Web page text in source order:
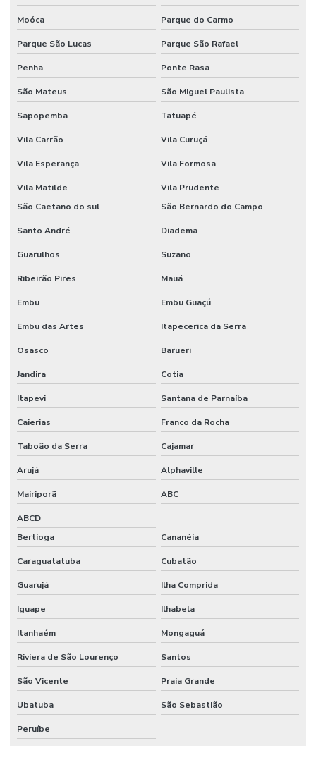
Instalação de porcelanato
Instalação de revestimento polimérico
Instalador de porcelanato
Junta serrada
Juntas serradas concreto
Obras e reformas em geral
Orçamento para construção de barracão
Orçamento construção civil
Orçamento para construção de galpão
Orçamento para construção de galpão industrial
Orçamento para construção de galpão metálico
Orçamento de piso industrial
Pintura epóxi para galpão
Pintura epóxi industrial
Pintura epóxi para piso de fábrica
Pintura epóxi para piso industrial
Pintura de pisos industriais
Pintura predial preço m2
Piso de concreto para galpão
Polimento de piso de concreto
Polímeros para obras civis
Preço de construção de galpão industrial
Moóca Parque do Carmo
Parque São Lucas Parque São Rafael
Penha Ponte Rasa
São Mateus São Miguel Paulista
Sapopemba Tatuapé
Vila Carrão Vila Curuçá
Vila Esperança Vila Formosa
Vila Matilde
Vila Prudente
São Caetano do sul
São Bernardo do Campo
Santo André Diadema
Guarulhos Suzano
Ribeirão Pires Mauá
Embu Embu Guaçú
Embu das Artes Itapecerica da Serra
Osasco Barueri
Jandira Cotia
Itapevi Santana de Parnaíba
Caierias Franco da Rocha
Taboão da Serra Cajamar
Arujá Alphaville
Mairiporã ABC
ABCD
Bertioga
Cananéia
Caraguatatuba Cubatão
Guarujá Ilha Comprida
Iguape Ilhabela
Itanhaém Mongaguá
Riviera de São Lourenço Santos
São Vicente Praia Grande
Ubatuba São Sebastião
Peruíbe